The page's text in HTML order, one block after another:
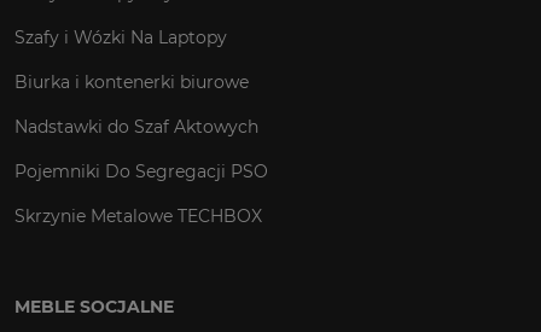
Szafy i Wózki Na Laptopy
Biurka i kontenerki biurowe
Nadstawki do Szaf Aktowych
Pojemniki Do Segregacji PSO
Skrzynie Metalowe TECHBOX
MEBLE SOCJALNE